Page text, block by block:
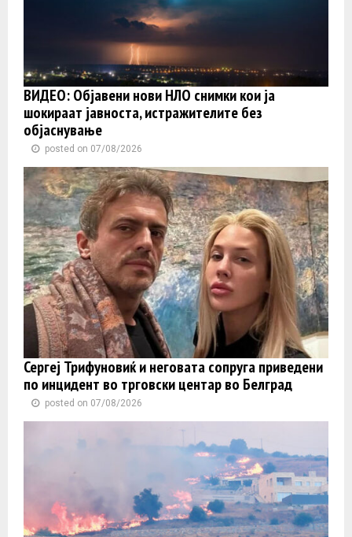
ВИДЕО: Објавени нови НЛО снимки кои ја
шокираат јавноста, истражителите без
објаснување
posted on 07/08/2026
Сергеј Трифуновиќ и неговата сопруга приведени
по инцидент во трговски центар во Белград
posted on 07/08/2026